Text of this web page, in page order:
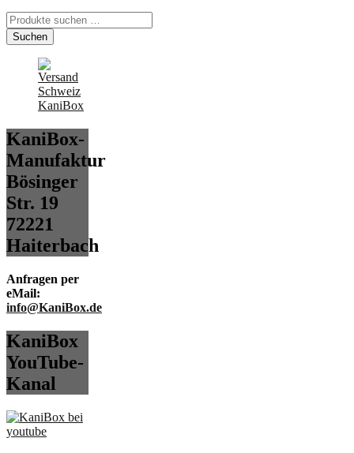
Suchen
nach:
Suchen
KaniBox-
Manufaktur
Bösinger
Str. 19
72221
Haiterbach
Anfragen per
eMail:
info@KaniBox.de
KaniBox
YouTube-
Kanal